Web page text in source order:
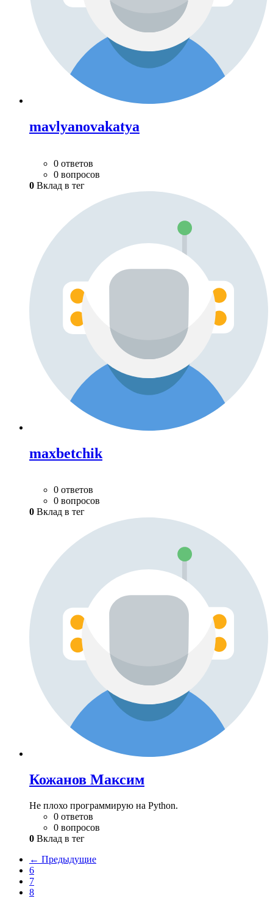
mavlyanovakatya
0 ответов
0 вопросов
0 Вклад в тег
maxbetchik
0 ответов
0 вопросов
0 Вклад в тег
Кожанов Максим
Не плохо программирую на Python.
0 ответов
0 вопросов
0 Вклад в тег
← Предыдущие
6
7
8